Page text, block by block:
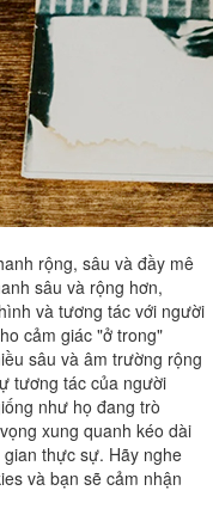
rộng, sâu và đầy mê
sâu và rộng hơn,
và tương tác với người
cảm giác "ở trong"
sâu và âm trường rộng
tương tác của người
như họ đang trò
xung quanh kéo dài
thực sự. Hãy nghe
và bạn sẽ cảm nhận